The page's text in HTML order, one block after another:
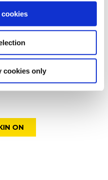
cookies only
στο µενού
ON